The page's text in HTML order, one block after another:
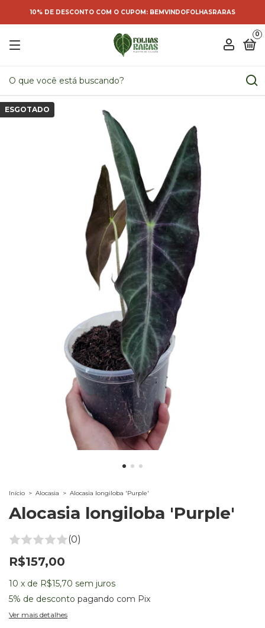
10% DE DESCONTO COM O CUPOM: BEMVINDOFOLHASRARAS
0
ESGOTADO
Início > Alocasia > Alocasia longiloba 'Purple'
Alocasia longiloba 'Purple'
(0)
R$157,00
10 x de R$15,70 sem juros
5% de desconto pagando com Pix
Ver mais detalhes